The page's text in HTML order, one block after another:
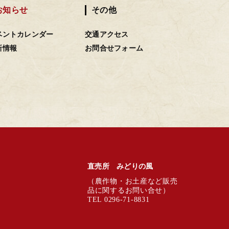
知らせ
ントカレンダー
情報
その他
交通アクセス
お問合せフォーム
直売所 みどりの風
（農作物・お土産など販売
品に関するお問い合せ）
TEL 0296-71-8831